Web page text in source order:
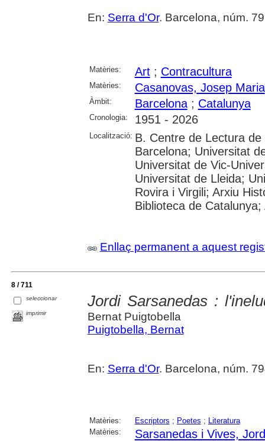
En: Serra d'Or. Barcelona, núm.
Matèries: Art; Contracultura
Matèries: Casanovas, Josep Maria
Àmbit: Barcelona; Catalunya
Cronologia: 1951 - 2026
Localització: B. Centre de Lectura
Barcelona; Universitat
Universitat de Vic-
Universitat de Lleida;
Rovira i Virgili; Arxiu
Biblioteca de
Enllaç permanent a aquest
8 / 711
seleccionar
imprimir
Jordi Sarsanedas :
Bernat Puigtobella
Puigtobella, Bernat
En: Serra d'Or. Barcelona, núm.
Matèries: Escriptors ; Poetes ;
Literatura
Matèries:
Sarsanedas i Vives,